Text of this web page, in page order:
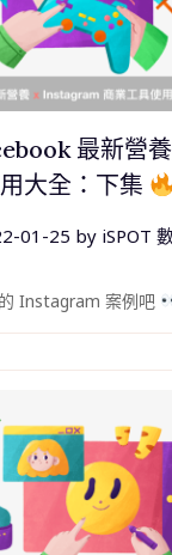
最新營
大全：下集
01-25 by iSPOT
Instagram 案例吧